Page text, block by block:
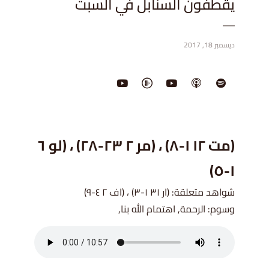
ديسمبر 18, 2017
(مت ١٢ ١-٨) ، (مر ٢ ٢٣-٢٨) ، (لو ٦
١-٥)
شواهد متعلقة: (ار ٣١ ١-٣) ، (اف ٢ ٤-٩)
وسوم: الرحمة, اهتمام الله بنا,